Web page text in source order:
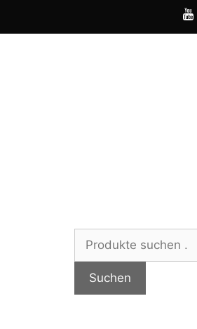
nach:
Suchen